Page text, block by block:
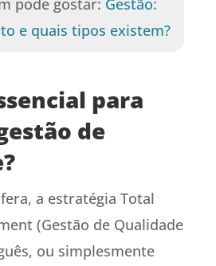
pode gostar: Gestão:
e quais tipos existem?
para
de
a estratégia Total
(Gestão de Qualidade
ou simplesmente